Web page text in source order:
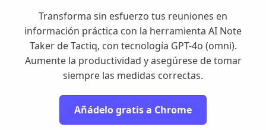
Transforma sin esfuerzo tus reuniones en
información práctica con la herramienta AI Note
Taker de Tactiq, con tecnología GPT-4o (omni).
Aumente la productividad y asegúrese de tomar
siempre las medidas correctas.
Añádelo gratis a Chrome